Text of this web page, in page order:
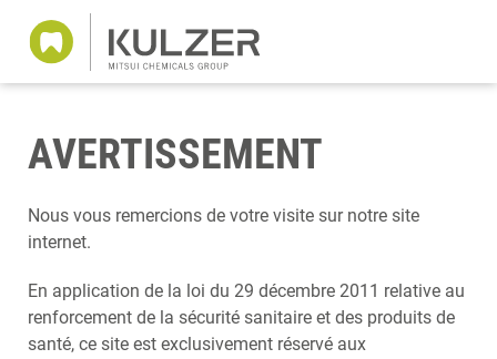
AVERTISSEMENT
Nous vous remercions de votre visite sur notre site
internet.
En application de la loi du 29 décembre 2011 relative au
renforcement de la sécurité sanitaire et des produits de
santé, ce site est exclusivement réservé aux